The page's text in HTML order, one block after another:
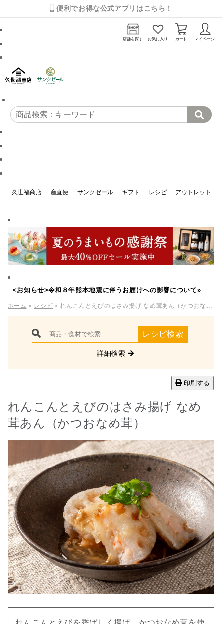
便利でお得な公式アプリはこちら！
店舗を探す お気に入り カート マイページ
久世福商店 産直便 サンクゼール ギフト レシピ アウトレット
<お知らせ>令和８年熊本地震に伴うお届けへの影響について»
ホーム » レシピ » れんこんとえびのはさみ揚げ なめ茸あん（かつおなめ茸）
レシピ検索
詳細検索
印刷する
れんこんとえびのはさみ揚げ なめ
茸あん（かつおなめ茸）
れんこんとえびを香ばしく揚げ、かつおなめ茸を使